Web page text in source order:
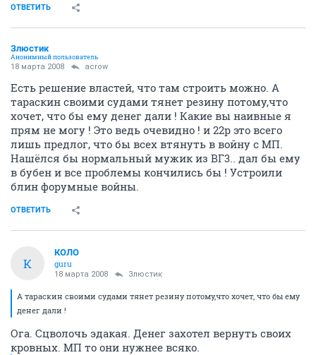
ОТВЕТИТЬ
Злюстик
Анонимный пользователь
18 марта 2008 acrow
Есть решение властей, что там строить можно. А
тараскин своими судами тянет резину потому,что
хочет, что бы ему денег дали ! Какие вы наивные я
прям не могу ! Это ведь очевидно ! и 22р это всего
лишь предлог, что бы всех втянуть в войну с МП.
Нашёлся бы нормальный мужик из ВГ3.. дал бы ему
в бубен и все проблемы кончились бы ! Устроили
блин форумные войны.
ОТВЕТИТЬ
К
КОЛО
guru
18 марта 2008 Злюстик
А тараскин своими судами тянет резину потому,что хочет, что бы ему
денег дали !
Ога. Сцволочь эдакая. Денег захотел вернуть своих
кровных. МП то они нужнее всяко.